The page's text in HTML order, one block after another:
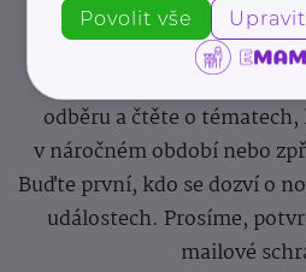
Pravidelný přísun novinek,
podpora pro rodiče i sdílení
Newsletter webu
odběru a čtěte o
v náročném období nebo
Buďte první, kdo se dozví o
událostech. Prosíme,
mailové
Povolit vše Upravit